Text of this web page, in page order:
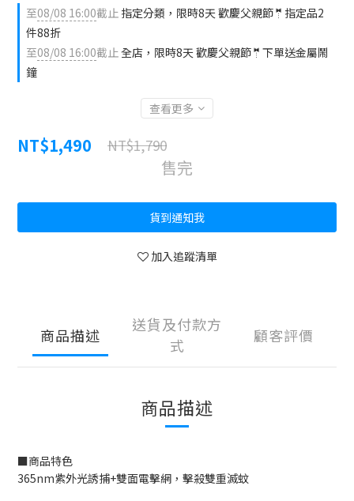
至08/08 16:00截止 指定分類，限時8天 歡慶父親節🤵指定品2
件88折
至08/08 16:00截止全店，限時8天 歡慶父親節🤵下單送金屬鬧
鐘
查看更多
NT$1,490 NT$1,790
售完
貨到通知我
加入追蹤清單
商品描述
送貨及付款方
式
顧客評價
商品描述
■商品特色
365nm紫外光誘捕+雙面電擊網，擊殺雙重滅蚊